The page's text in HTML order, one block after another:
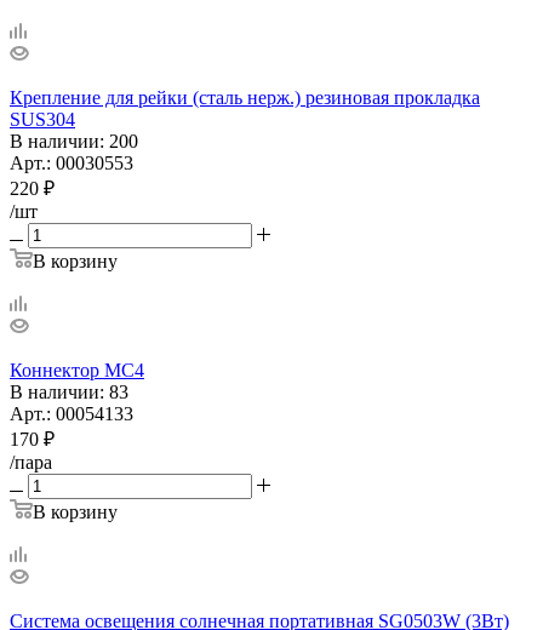
Крепление для рейки (сталь нерж.) резиновая прокладка
SUS304
В наличии: 200
Арт.: 00030553
220 ₽
/шт
В корзину
Коннектор МС4
В наличии: 83
Арт.: 00054133
170 ₽
/пара
В корзину
Система освещения солнечная портативная SG0503W (3Вт)